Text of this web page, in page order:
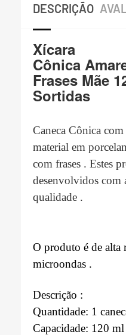
DESCRIÇÃO
Xícara
Cônica
Frases Mãe
Sortidas
Caneca Cônica com
material em
com frases . Estes p
desenvolvidos com
qualidade .
O produto é de alta
microondas .
Descrição :
Quantidade: 1
Capacidade: 120 ml